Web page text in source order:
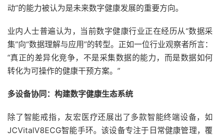
动”的能力被认为是未来数字健康发展的重要方向。
业内人士普遍认为，当前数字健康行业正在经历从“数据采
集”向“数据理解与应用”的转型。正如一位行业观察者所言：
“真正的差异化竞争，不是采集数据的能力，而是数据如何
转化为可操作的健康干预方案。”
多设备协同：构建数字健康生态系统
除了智能戒指，友宏医疗还展出了多款智能终端设备，如
JCVitalV8ECG智能手环。该设备专注于日常健康管理，覆